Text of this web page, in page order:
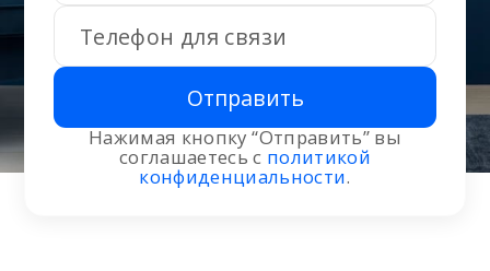
Отправить
Нажимая кнопку “Отправить” вы
соглашаетесь с политикой
конфиденциальности.